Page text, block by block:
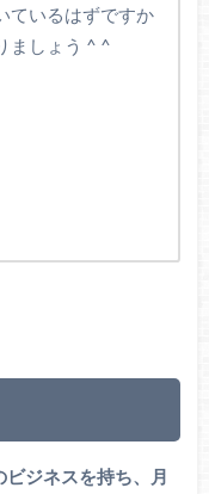
ているはずですか
ましょう ^ ^
ビジネスを持ち、月